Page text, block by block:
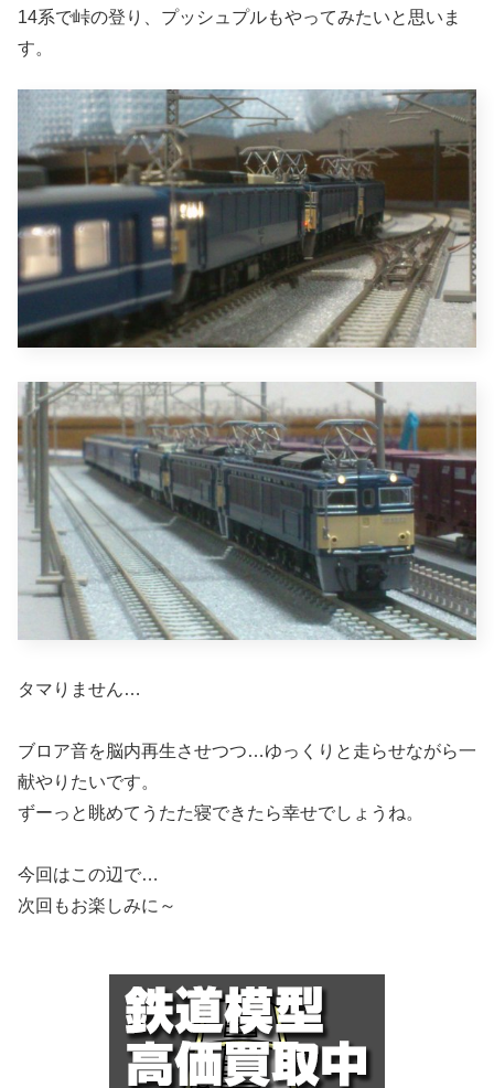
14系で峠の登り、プッシュプルもやってみたいと思いま
す。
タマりません…
ブロア音を脳内再生させつつ…ゆっくりと走らせながら一
献やりたいです。
ずーっと眺めてうたた寝できたら幸せでしょうね。
今回はこの辺で…
次回もお楽しみに～